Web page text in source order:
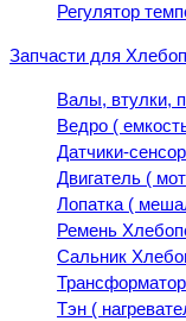
Регулятор
Запчасти для
Валы, втулки,
Ведро (
Датчики-
Двигатель (
Лопатка (
Ремень
Сальник
Тэн (